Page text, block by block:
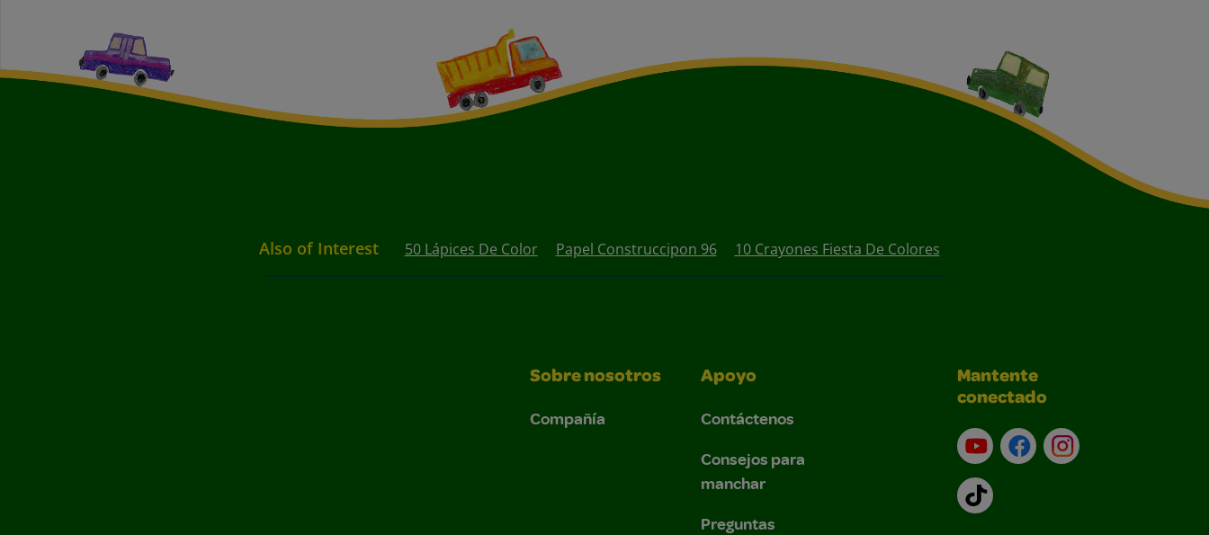
Also of Interest 50 Lápices De Color Papel Construccipon 96 10 Crayones Fiesta De Colores
Sobre nosotros
Compañía
Apoyo
Contáctenos
Consejos para
manchar
Preguntas
Mantente
conectado
YouTube (en inglés)
Facebook (en inglés)
Instagram (en
TikTok